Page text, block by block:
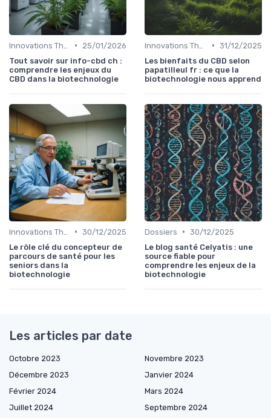
•
25/01/2026
Tout savoir sur info-cbd ch :
comprendre les enjeux du
CBD dans la biotechnologie
• 31/12/2025
Les bienfaits du CBD selon
papatilleul fr : ce que la
biotechnologie nous apprend
• 30/12/2025
Le rôle clé du concepteur de
parcours de santé pour les
seniors dans la
biotechnologie
Dossiers • 30/12/2025
Le blog santé Celyatis : une
source fiable pour
comprendre les enjeux de la
biotechnologie
Les articles par date
Octobre 2023
Novembre 2023
Décembre 2023
Janvier 2024
Février 2024
Mars 2024
Juillet 2024
Septembre 2024